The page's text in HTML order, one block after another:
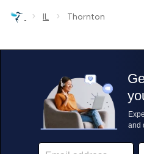
› IL › Thornton